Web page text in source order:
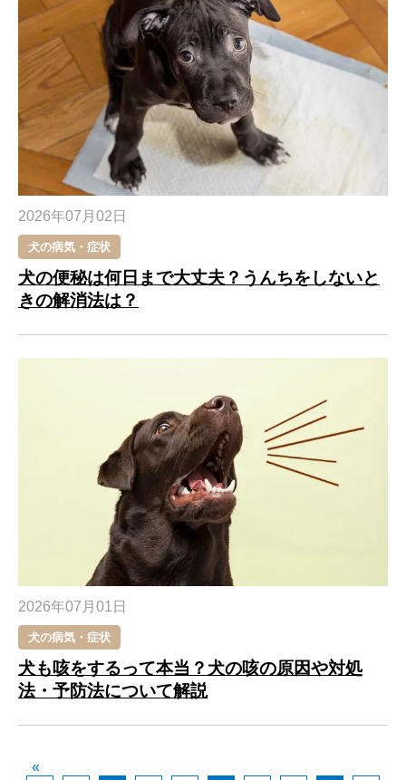
2026年07月02日
犬の病気・症状
犬の便秘は何日まで大丈夫？うんちをしないと
きの解消法は？
2026年07月01日
犬の病気・症状
犬も咳をするって本当？犬の咳の原因や対処
法・予防法について解説
«